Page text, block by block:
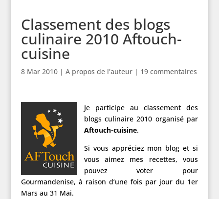
Classement des blogs
culinaire 2010 Aftouch-
cuisine
8 Mar 2010| A propos de l'auteur| 19 commentaires
Je participe au classement des
blogs culinaire 2010 organisé par
Aftouch-cuisine.
Si vous appréciez mon blog et si
vous aimez mes recettes, vous
pouvez voter pour
Gourmandenise, à raison d’une fois par jour du 1er
Mars au 31 Mai.